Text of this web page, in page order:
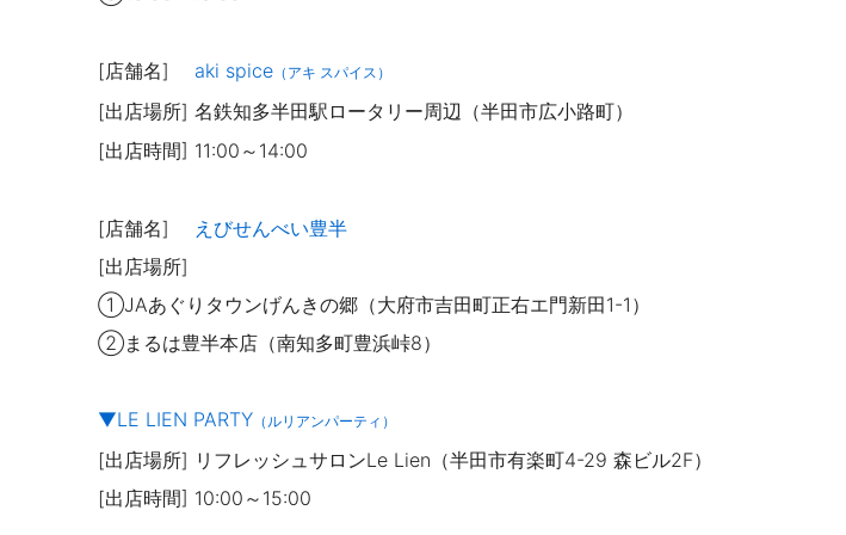
[店舗名] aki spice （アキ スパイス）
[出店場所] 名鉄知多半田駅ロータリー周辺（半田市広小路町）
[出店時間] 11:00～14:00
[店舗名]
えびせんべい豊半
[出店場所]
①JAあぐりタウンげんきの郷（大府市吉田町正右エ門新田1-1）
②まるは豊半本店（南知多町豊浜峠8）
▼LE LIEN PARTY （ルリアンパーティ）
[出店場所] リフレッシュサロンLe Lien（半田市有楽町4-29 森ビル2F）
[出店時間] 10:00～15:00